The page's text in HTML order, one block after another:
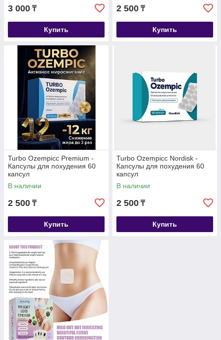
3 000 ₸
Купить
2 500 ₸
Купить
Turbo Ozempicс Premium -
Капсулы для похудения 60
капсул
В наличии
2 500 ₸
Купить
Turbo Ozempicc Nordisk -
Капсулы для похудения 60
капсул
В наличии
2 500 ₸
Купить